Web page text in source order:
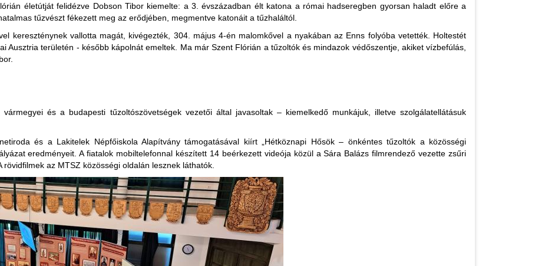
életútját felidézve Dobson Tibor kiemelte: a 3. évszázadban élt katona a római hadseregben gyorsan haladt előre a
tűzvészt fékezett meg az erődjében, megmentve katonáit a tűzhaláltól.
kereszténynek vallotta magát, kivégezték, 304. május 4-én malomkővel a nyakában az Enns folyóba vetették. Holtestét
Ausztria területén - később kápolnát emeltek. Ma már Szent Flórián a tűzoltók és mindazok védőszentje, akiket vízbefúlás,
és a budapesti tűzoltószövetségek vezetői által javasoltak – kiemelkedő munkájuk, illetve szolgálatellátásuk
és a Lakitelek Népfőiskola Alapítvány támogatásával kiírt „Hétköznapi Hősök – önkéntes tűzoltók a közösségi
eredményeit. A fiatalok mobiltelefonnal készített 14 beérkezett videója közül a Sára Balázs filmrendező vezette zsűri
az MTSZ közösségi oldalán lesznek láthatók.